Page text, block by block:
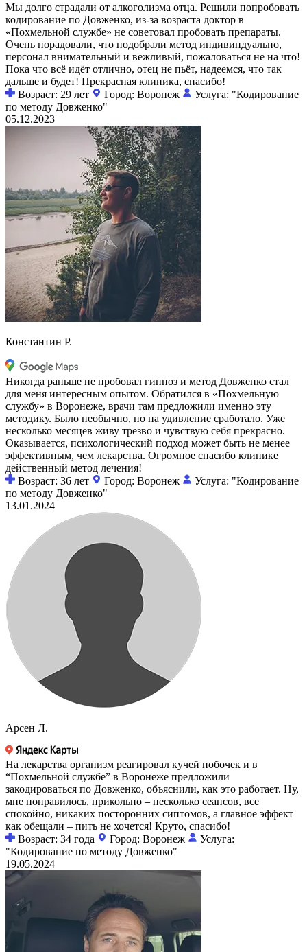
Мы долго страдали от алкоголизма отца. Решили попробовать
кодирование по Довженко, из-за возраста доктор в
«Похмельной службе» не советовал пробовать препараты.
Очень порадовали, что подобрали метод индивиндуально,
персонал внимательный и вежливый, пожаловаться не на что!
Пока что всё идёт отлично, отец не пьёт, надеемся, что так
дальше и будет! Прекрасная клиника, спасибо!
Возраст: 29 лет
Город: Воронеж
Услуга: "Кодирование
по методу Довженко"
05.12.2023
Константин Р.
Никогда раньше не пробовал гипноз и метод Довженко стал
для меня интересным опытом. Обратился в «Похмельную
службу» в Воронеже, врачи там предложили именно эту
методику. Было необычно, но на удивление сработало. Уже
несколько месяцев живу трезво и чувствую себя прекрасно.
Оказывается, психологический подход может быть не менее
эффективным, чем лекарства. Огромное спасибо клинике
действенный метод лечения!
Возраст: 36 лет
Город: Воронеж
Услуга: "Кодирование
по методу Довженко"
13.01.2024
Арсен Л.
На лекарства организм реагировал кучей побочек и в
“Похмельной службе” в Воронеже предложили
закодироваться по Довженко, объяснили, как это работает. Ну,
мне понравилось, прикольно – несколько сеансов, все
спокойно, никаких посторонних сиптомов, а главное эффект
как обещали – пить не хочется! Круто, спасибо!
Возраст: 34 года
Город: Воронеж
Услуга:
"Кодирование по методу Довженко"
19.05.2024